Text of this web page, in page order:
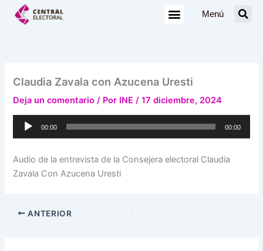
Menú
Claudia Zavala con Azucena Uresti
Deja un comentario / Por INE/17 diciembre, 2024
Reproductor
00:00 00:00
Audio de la entrevista de la Consejera electoral Claudia
Zavala Con Azucena Uresti
ANTERIOR